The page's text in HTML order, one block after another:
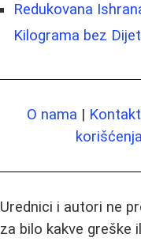
Redukovana
Kilograma bez
O nama | Kontakt
korišćenja
Urednici i autori ne
za bilo kakve greške